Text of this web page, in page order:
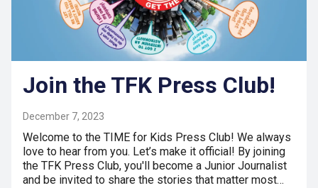
Join the TFK Press Club!
December 7, 2023
Welcome to the TIME for Kids Press Club! We always
love to hear from you. Let’s make it official! By joining
the TFK Press Club, you'll become a Junior Journalist
and be invited to share the stories that matter most…